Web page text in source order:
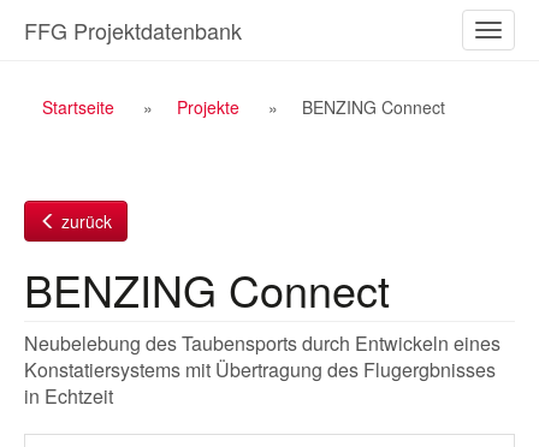
Inhalt
ein-/
FFG Projektdatenbank
Breadcrumb
Startseite Projekte BENZING Connect
zurück
BENZING Connect
Neubelebung des Taubensports durch Entwickeln eines
Konstatiersystems mit Übertragung des Flugergbnisses
in Echtzeit